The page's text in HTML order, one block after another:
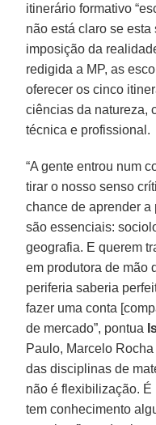
itinerário formativo
não está claro se
imposição da
redigida a MP, as
oferecer os cinco
ciências da natureza,
técnica e profissional.
“A gente entrou num
tirar o nosso senso
chance de aprender a
são essenciais:
geografia. E querem
em produtora de mão
periferia saberia
fazer uma conta
de mercado”, pontua
Paulo, Marcelo
das disciplinas de
não é flexibilização.
tem conhecimento